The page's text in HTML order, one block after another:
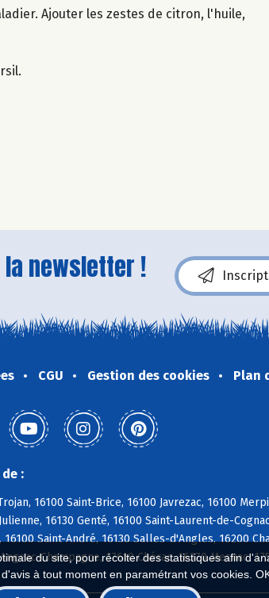
du site, pour récolter des statistiques afin
à tout moment en paramétrant vos cookies.
Ajouter les zestes de citron, l'huile,
newsletter !
CGU Gestion des cookies Plan
:
16100 Saint-Brice, 16100 Javrezac, 16100
16130 Genté, 16100 Saint-Laurent-de-
Saint-André, 16130 Salles-d'Angles, 16200
Champagne, 17610 Chérac, 16370 Mesnac,